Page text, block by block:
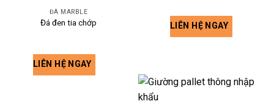
LIÊN HỆ NGAY
ĐÁ MARBLE
Đá đen tia chớp
LIÊN HỆ NGAY